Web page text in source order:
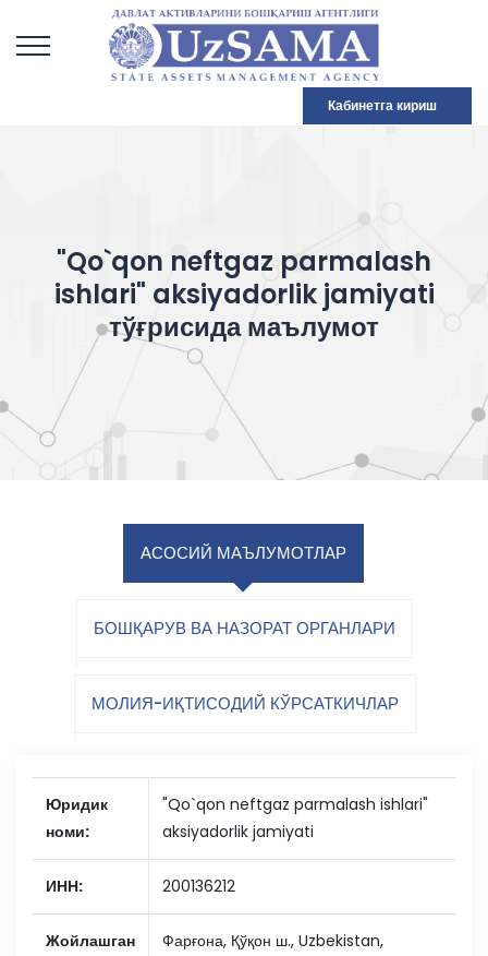
Кабинетга кириш
"Qo`qon neftgaz parmalash
ishlari" aksiyadorlik jamiyati
тўғрисида маълумот
АСОСИЙ МАЪЛУМОТЛАР
БОШҚАРУВ ВА НАЗОРАТ ОРГАНЛАРИ
МОЛИЯ-ИҚТИСОДИЙ КЎРСАТКИЧЛАР
Юридик
номи:
"Qo`qon neftgaz parmalash ishlari"
aksiyadorlik jamiyati
ИНН: 200136212
Жойлашган
Фарғона, Қўқон ш., Uzbekistan,